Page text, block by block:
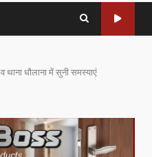
धौलाना में सुनी समस्याएं